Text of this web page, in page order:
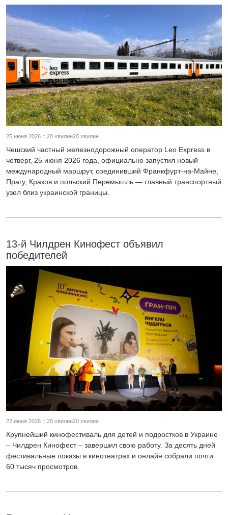
25 июня 2026 :: 20 хвилин20 хвилин
Чешский частный железнодорожный оператор Leo Express в
четверг, 25 июня 2026 года, официально запустил новый
международный маршрут, соединивший Франкфурт-на-Майне,
Прагу, Краков и польский Перемышль — главный транспортный
узел близ украинской границы.
13-й Чилдрен Кинофест объявил
победителей
22 июня 2026 :: 20 хвилин20 хвилин
Крупнейший кинофестиваль для детей и подростков в Украине
– Чилдрен Кинофест – завершил свою работу. За десять дней
фестивальные показы в кинотеатрах и онлайн собрали почти
60 тысяч просмотров.